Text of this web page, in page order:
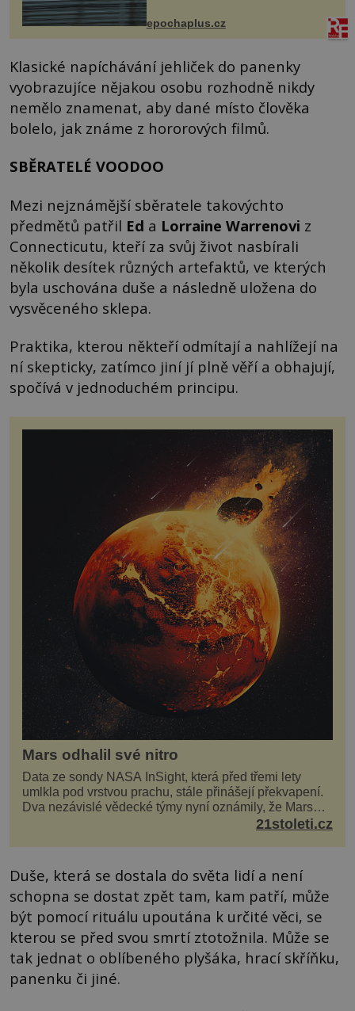
následky nebo bohužel i ztrátou
života. Dnes nepochopiteln...
epochaplus.cz
Klasické napíchávání jehliček do panenky
vyobrazujíce nějakou osobu rozhodně nikdy
nemělo znamenat, aby dané místo člověka
bolelo, jak známe z hororových filmů.
SBĚRATELÉ VOODOO
Mezi nejznámější sběratele takovýchto
předmětů patřil Ed a Lorraine Warrenovi z
Connecticutu, kteří za svůj život nasbírali
několik desítek různých artefaktů, ve kterých
byla uschována duše a následně uložena do
vysvěceného sklepa.
Praktika, kterou někteří odmítají a nahlížejí na
ní skepticky, zatímco jiní jí plně věří a obhajují,
spočívá v jednoduchém principu.
Mars odhalil své nitro
Data ze sondy NASA InSight, která před třemi lety
umlkla pod vrstvou prachu, stále přinášejí překvapení.
Dva nezávislé vědecké týmy nyní oznámily, že Mars
má nejen plášť plný trosek z dávných impaktů,...21stoleti.cz
Duše, která se dostala do světa lidí a není
schopna se dostat zpět tam, kam patří, může
být pomocí rituálu upoutána k určité věci, se
kterou se před svou smrtí ztotožnila. Může se
tak jednat o oblíbeného plyšáka, hrací skříňku,
panenku či jiné.